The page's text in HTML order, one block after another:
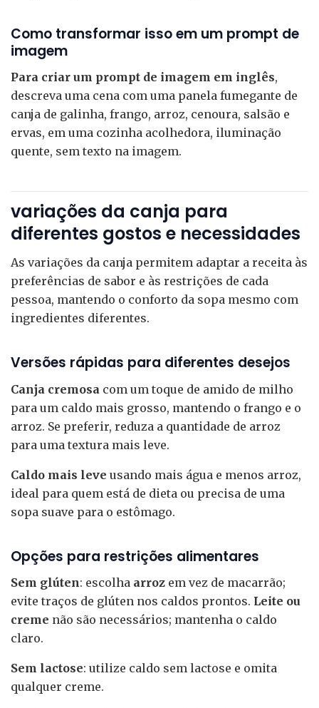
Como transformar isso em um prompt de
imagem
Para criar um prompt de imagem em inglês,
descreva uma cena com uma panela fumegante de
canja de galinha, frango, arroz, cenoura, salsão e
ervas, em uma cozinha acolhedora, iluminação
quente, sem texto na imagem.
variações da canja para
diferentes gostos e necessidades
As variações da canja permitem adaptar a receita às
preferências de sabor e às restrições de cada
pessoa, mantendo o conforto da sopa mesmo com
ingredientes diferentes.
Versões rápidas para diferentes desejos
Canja cremosa com um toque de amido de milho
para um caldo mais grosso, mantendo o frango e o
arroz. Se preferir, reduza a quantidade de arroz
para uma textura mais leve.
Caldo mais leve usando mais água e menos arroz,
ideal para quem está de dieta ou precisa de uma
sopa suave para o estômago.
Opções para restrições alimentares
Sem glúten: escolha arroz em vez de macarrão;
evite traços de glúten nos caldos prontos. Leite ou
creme não são necessários; mantenha o caldo
claro.
Sem lactose: utilize caldo sem lactose e omita
qualquer creme.